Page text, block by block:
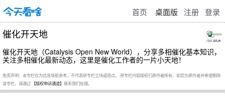
首页 桌面版 注册 登录
催化开天地
催化开天地（Catalysis Open New World），分享多相催化基本知识，
关注多相催化最新动态，这里是催化工作者的一片小天地！
免责声明：本专栏仅为信息导航参考，不代表原专栏立场或观点。 原专栏内容版权归原作者所有，如您为原作者并希望删除
该专栏，请通过 【版权申诉通道】 联系我们处理。